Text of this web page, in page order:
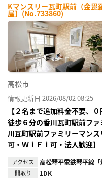
Kマンスリー瓦町駅前（金毘
屋】(No.733860)
高松市
情報更新日 2026/08/02 08:25
【２名まで追加料金不要、
徒歩６分の香川瓦町駅前フ
川瓦町駅前ファミリーマン
可・ＷｉＦｉ可・法人歓迎】
アクセス 高松琴平電鉄琴平線「
間取り 1DK